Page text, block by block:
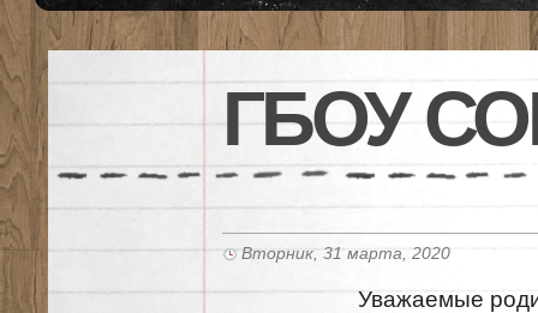
ГБОУ
Вторник, 31 марта, 2020
Уважаемые